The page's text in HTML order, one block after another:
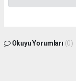
Okuyu Yorumları (0)